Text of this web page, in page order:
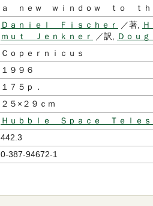
ａ ｎｅｗ ｗｉｎｄｏｗ ｔｏ ｔｈ
Ｄａｎｉｅｌ Ｆｉｓｃｈｅｒ ／著,
ｍｕｔ Ｊｅｎｋｎｅｒ
／訳,
Ｄｏｕ
Ｃｏｐｅｒｎｉｃｕｓ
１９９６
１７５ｐ．
２５×２９ｃｍ
Ｈｕｂｂｌｅ Ｓｐａｃｅ Ｔｅｌｅｓ
442.3
0-387-94672-1